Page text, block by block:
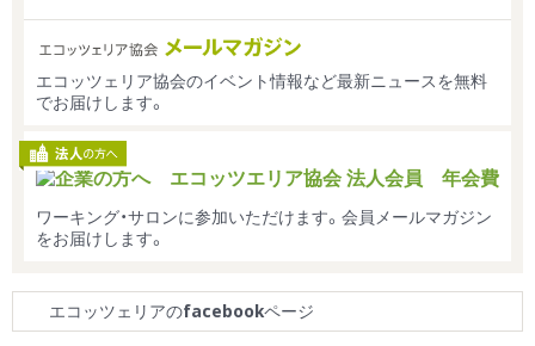
エコッツェリア協会のイベント情報など最新ニュースを無料
でお届けします。
ワーキング・サロンに参加いただけます。会員メールマガジン
をお届けします。
エコッツェリアのfacebookページ